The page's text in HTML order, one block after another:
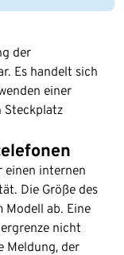
der
Es handelt sich
einer
Steckplatz
einen internen
Die Größe des
Modell ab. Eine
nicht
Meldung, der